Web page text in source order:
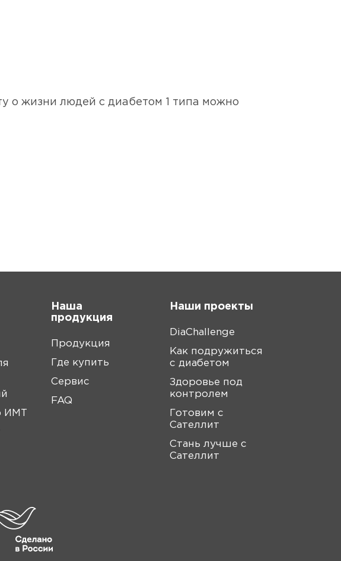
о жизни людей с диабетом 1 типа можно
ИМТ
Наша
продукция
Продукция
Где купить
Сервис
FAQ
Наши проекты
DiaChallenge
Как подружиться
с диабетом
Здоровье под
контролем
Готовим с
Сателлит
Стань лучше с
Сателлит